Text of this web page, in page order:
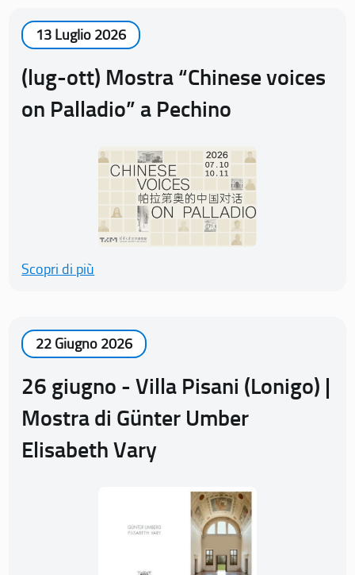
13 Luglio 2026
(lug-ott) Mostra “Chinese voices
on Palladio” a Pechino
Scopri di più
22 Giugno 2026
26 giugno - Villa Pisani (Lonigo) |
Mostra di Günter Umber
Elisabeth Vary